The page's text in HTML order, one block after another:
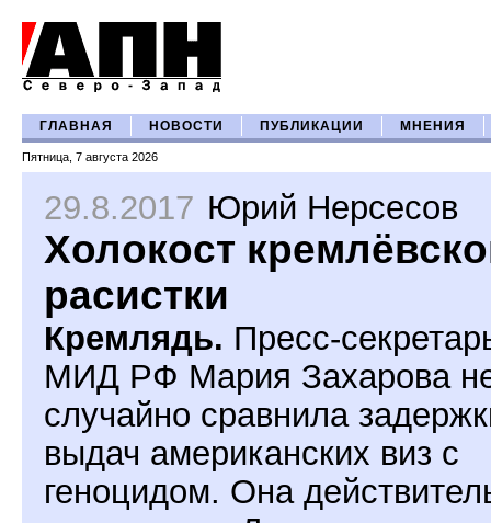
ГЛАВНАЯ НОВОСТИ ПУБЛИКАЦИИ МНЕНИЯ
Пятница, 7 августа 2026
29.8.2017 Юрий Нерсесов
Холокост
расистки
Кремлядь. Пресс-
МИД РФ Мария Захарова
случайно сравнила
выдач американских виз с
геноцидом. Она